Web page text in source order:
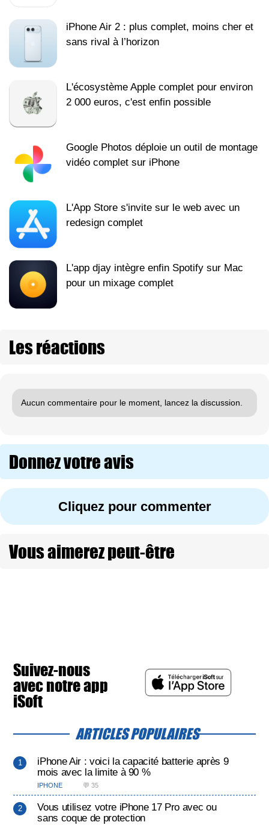
iPhone Air 2 : plus complet, moins cher et
sans rival à l’horizon
L'écosystème Apple complet pour environ
2 000 euros, c'est enfin possible
Google Photos déploie un outil de montage
vidéo complet sur iPhone
L'App Store s'invite sur le web avec un
redesign complet
L'app djay intègre enfin Spotify sur Mac
pour un mixage complet
Les réactions
Aucun commentaire pour le moment, lancez la discussion.
Donnez votre avis
Cliquez pour commenter
Vous aimerez peut-être
Suivez-nous
avec notre app
iSoft
ARTICLES POPULAIRES
iPhone Air : voici la capacité batterie après 9
mois avec la limite à 90 %
IPHONE 💬 35
Vous utilisez votre iPhone 17 Pro avec ou
sans coque de protection